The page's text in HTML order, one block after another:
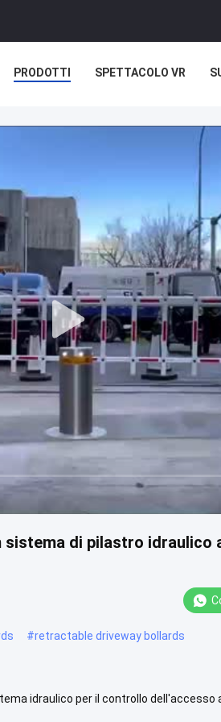
PRODOTTI SPETTACOLO VR
sistema di pilastro
#retractable driveway bollards
idraulico per il controllo dell'accesso